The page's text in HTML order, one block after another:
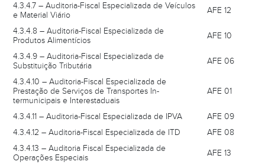
4.3.4.7 – Auditoria-Fiscal Especializada de Veículos
e Material Viário
AFE 12
4.3.4.8 – Auditoria-Fiscal Especializada de
Produtos Alimentícios
AFE 10
4.3.4.9 – Auditoria-Fiscal Especializada de
Substituição Tributária
AFE 06
4.3.4.10 – Auditoria-Fiscal Especializada de
Prestação de Serviços de Transportes In-
termunicipais e Interestaduais
AFE 01
4.3.4.11 – Auditoria-Fiscal Especializada de IPVA
AFE 09
4.3.4.12 – Auditoria-Fiscal Especializada de ITD
AFE 08
4.3.4.13 – Auditoria Fiscal Especializada de
Operações Especiais
AFE 13